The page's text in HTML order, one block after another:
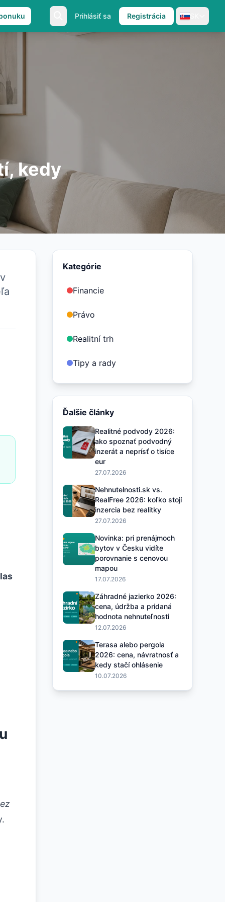
Prihlásiť sa Registrácia
kedy
Kategórie
Financie
Právo
Realitní trh
Tipy a rady
Ďalšie články
Realitné podvody 2026:
ako spoznať podvodný
inzerát a neprísť o tisíce
eur
27.07.2026
Nehnutelnosti.sk vs.
RealFree 2026: koľko stojí
inzercia bez realitky
27.07.2026
Novinka: pri prenájmoch
bytov v Česku vidíte
porovnanie s cenovou
mapou
17.07.2026
Záhradné jazierko 2026:
cena, údržba a pridaná
hodnota nehnuteľnosti
12.07.2026
Terasa alebo pergola
2026: cena, návratnosť a
kedy stačí ohlásenie
10.07.2026